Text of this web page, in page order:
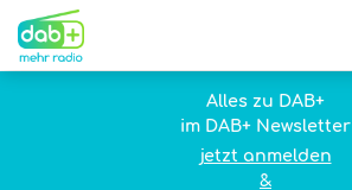
Alles zu DAB+
im DAB+ Newsletter
jetzt anmelden
&